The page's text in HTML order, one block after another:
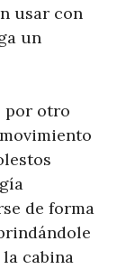
usar con
un
por otro
de forma
cabina